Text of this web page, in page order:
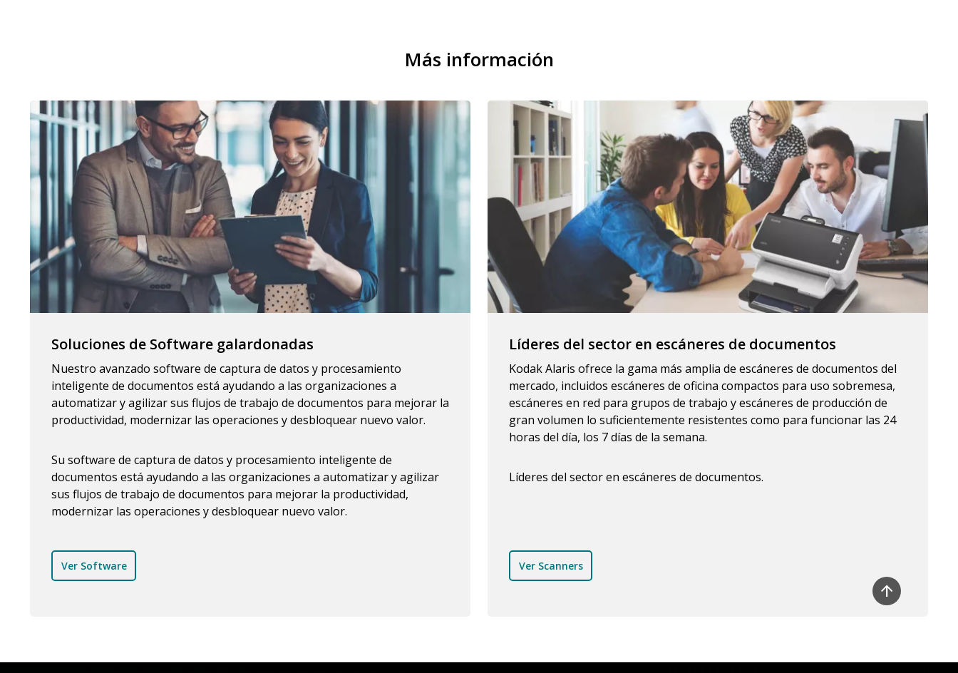
Más información
Soluciones de Software galardonadas
Nuestro avanzado software de captura de datos y procesamiento
inteligente de documentos está ayudando a las organizaciones a
automatizar y agilizar sus flujos de trabajo de documentos para mejorar la
productividad, modernizar las operaciones y desbloquear nuevo valor.
Su software de captura de datos y procesamiento inteligente de
documentos está ayudando a las organizaciones a automatizar y agilizar
sus flujos de trabajo de documentos para mejorar la productividad,
modernizar las operaciones y desbloquear nuevo valor.
Ver Software
Líderes del sector en escáneres de documentos
Kodak Alaris ofrece la gama más amplia de escáneres de documentos del
mercado, incluidos escáneres de oficina compactos para uso sobremesa,
escáneres en red para grupos de trabajo y escáneres de producción de
gran volumen lo suficientemente resistentes como para funcionar las 24
horas del día, los 7 días de la semana.
Líderes del sector en escáneres de documentos.
Ver Scanners